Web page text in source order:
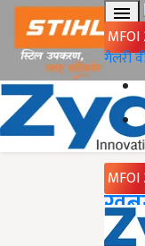
गैलरी
Home